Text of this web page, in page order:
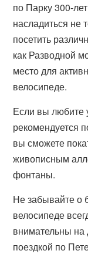
по Парку 300-
насладиться не
посетить
как Разводной
место для
велосипеде.
Если вы любите
рекомендуется
вы сможете
живописным
фонтаны.
Не забывайте о
велосипеде
внимательны на
поездкой по